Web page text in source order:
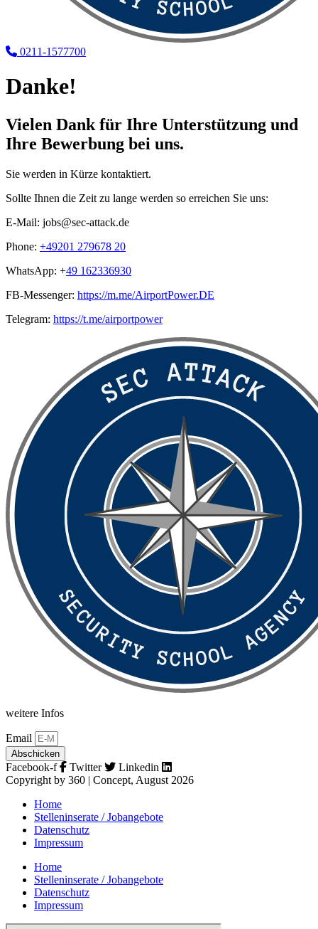
0211-1577700
Danke!
Vielen Dank für Ihre Unterstützung und
Ihre Bewerbung bei uns.
Sie werden in Kürze kontaktiert.
Sollte Ihnen die Zeit zu lange werden so erreichen Sie uns:
E-Mail: jobs@sec-attack.de
Phone: +49201 279678 20
WhatsApp: +49 162336930
FB-Messenger: https://m.me/AirportPower.DE
Telegram: https://t.me/airportpower
weitere Infos
Email
Abschicken
Facebook-f Twitter
Linkedin
Copyright by 360 | Concept, August 2026
Home
Stelleninserate / Jobangebote
Datenschutz
Impressum
Home
Stelleninserate / Jobangebote
Datenschutz
Impressum